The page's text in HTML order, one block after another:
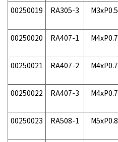
00250019 RA305-3 M3xP0.5
00250020 RA407-1 M4xP0.7
00250021 RA407-2 M4xP0.7
00250022 RA407-3 M4xP0.7
00250023 RA508-1 M5xP0.8